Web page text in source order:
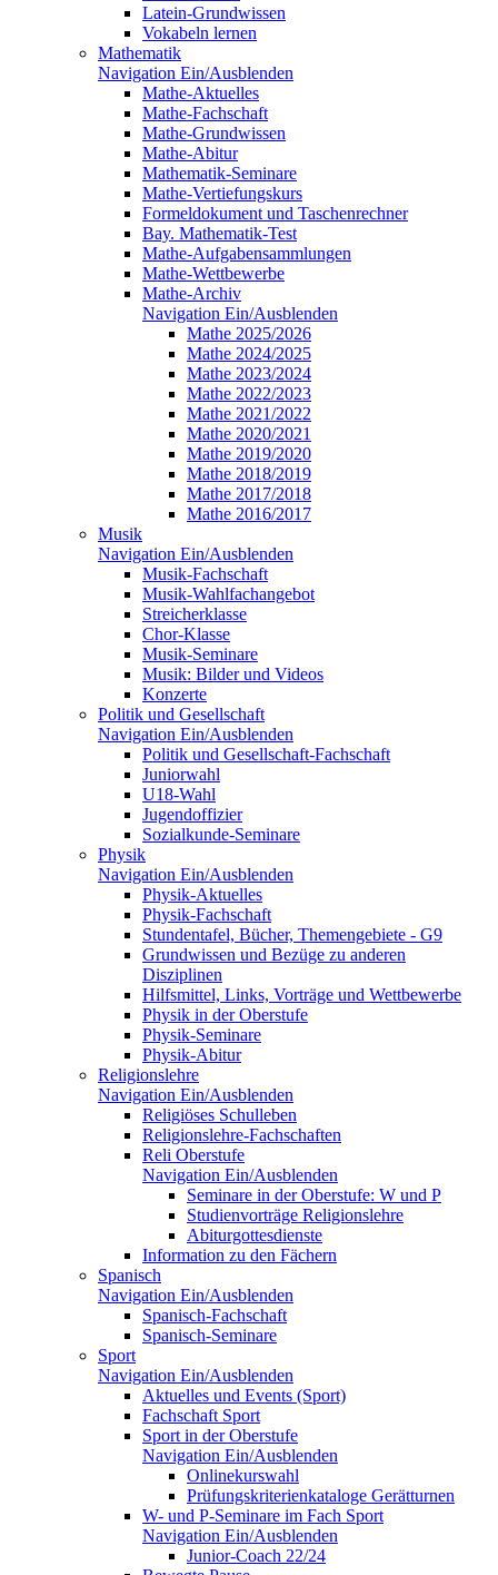
Latein-Grundwissen
Vokabeln lernen
Mathematik
Navigation Ein/Ausblenden
Mathe-Aktuelles
Mathe-Fachschaft
Mathe-Grundwissen
Mathe-Abitur
Mathematik-Seminare
Mathe-Vertiefungskurs
Formeldokument und Taschenrechner
Bay. Mathematik-Test
Mathe-Aufgabensammlungen
Mathe-Wettbewerbe
Mathe-Archiv
Navigation Ein/Ausblenden
Mathe 2025/2026
Mathe 2024/2025
Mathe 2023/2024
Mathe 2022/2023
Mathe 2021/2022
Mathe 2020/2021
Mathe 2019/2020
Mathe 2018/2019
Mathe 2017/2018
Mathe 2016/2017
Musik
Navigation Ein/Ausblenden
Musik-Fachschaft
Musik-Wahlfachangebot
Streicherklasse
Chor-Klasse
Musik-Seminare
Musik: Bilder und Videos
Konzerte
Politik und Gesellschaft
Navigation Ein/Ausblenden
Politik und Gesellschaft-Fachschaft
Juniorwahl
U18-Wahl
Jugendoffizier
Sozialkunde-Seminare
Physik
Navigation Ein/Ausblenden
Physik-Aktuelles
Physik-Fachschaft
Stundentafel, Bücher, Themengebiete - G9
Grundwissen und Bezüge zu anderen
Disziplinen
Hilfsmittel, Links, Vorträge und Wettbewerbe
Physik in der Oberstufe
Physik-Seminare
Physik-Abitur
Religionslehre
Navigation Ein/Ausblenden
Religiöses Schulleben
Religionslehre-Fachschaften
Reli Oberstufe
Navigation Ein/Ausblenden
Seminare in der Oberstufe: W und P
Studienvorträge Religionslehre
Abiturgottesdienste
Information zu den Fächern
Spanisch
Navigation Ein/Ausblenden
Spanisch-Fachschaft
Spanisch-Seminare
Sport
Navigation Ein/Ausblenden
Aktuelles und Events (Sport)
Fachschaft Sport
Sport in der Oberstufe
Navigation Ein/Ausblenden
Onlinekurswahl
Prüfungskriterienkataloge Gerätturnen
W- und P-Seminare im Fach Sport
Navigation Ein/Ausblenden
Junior-Coach 22/24